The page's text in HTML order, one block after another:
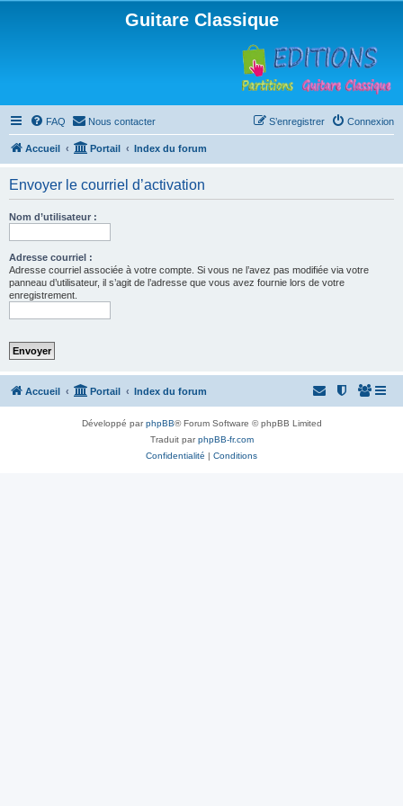
Guitare Classique
FAQ Nous contacter Connexion
S’enregistrer
Accueil Portail Index du forum
Envoyer le courriel d’activation
Nom d’utilisateur :
Adresse courriel :
Adresse courriel associée à votre compte. Si vous ne l’avez pas modifiée via votre
panneau d’utilisateur, il s’agit de l’adresse que vous avez fournie lors de votre
enregistrement.
Accueil Portail Index du forum
Développé parphpBB® Forum Software © phpBB Limited
Traduit parphpBB-fr.com
Confidentialité | Conditions